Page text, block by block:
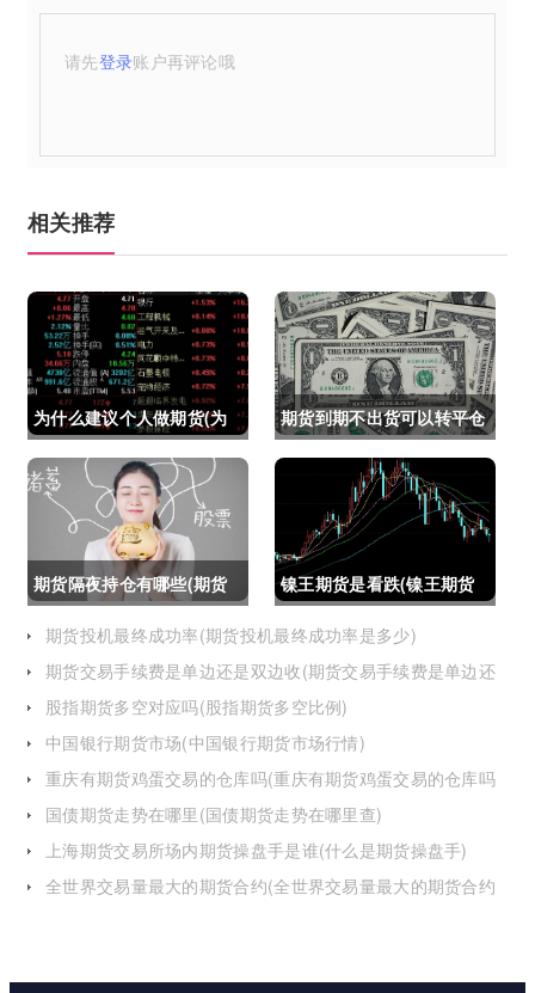
请先登录账户再评论哦
相关推荐
为什么建议个人做期货(为
什么建议个人做期货交易)
期货到期不出货可以转平仓
吗吗(期货如果到期不平仓
怎么办)
期货隔夜持仓有哪些(期货
隔夜持仓有哪些风险)
镍王期货是看跌(镍王期货
是看跌还是看涨)
期货投机最终成功率(期货投机最终成功率是多少)
期货交易手续费是单边还是双边收(期货交易手续费是单边还
股指期货多空对应吗(股指期货多空比例)
中国银行期货市场(中国银行期货市场行情)
重庆有期货鸡蛋交易的仓库吗(重庆有期货鸡蛋交易的仓库吗
国债期货走势在哪里(国债期货走势在哪里查)
上海期货交易所场内期货操盘手是谁(什么是期货操盘手)
全世界交易量最大的期货合约(全世界交易量最大的期货合约